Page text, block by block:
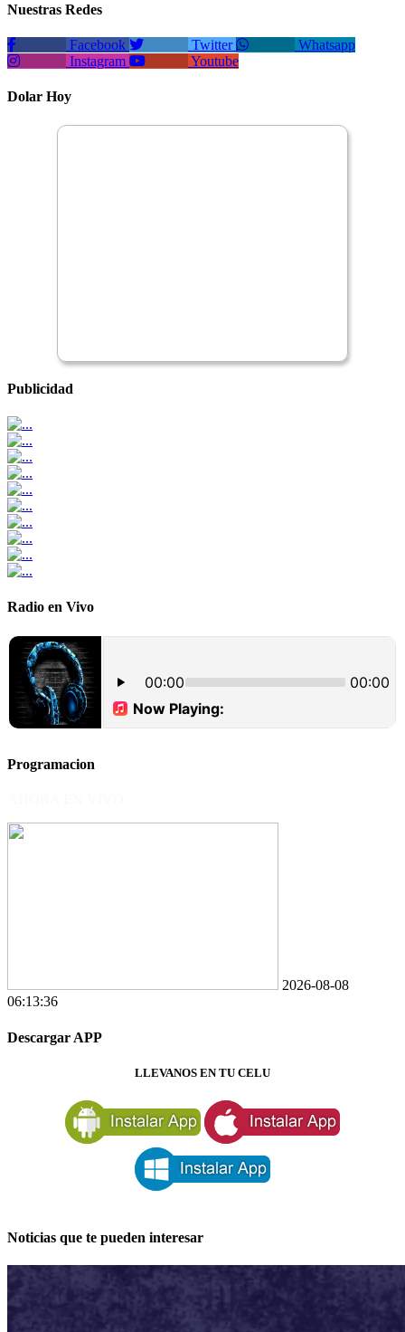
Nuestras Redes
Facebook Twitter
Whatsapp
Instagram
Youtube
Dolar Hoy
Publicidad
Radio en Vivo
Programacion
2026-08-08
06:13:36
Descargar APP
LLEVANOS EN TU CELU
Noticias que te pueden interesar